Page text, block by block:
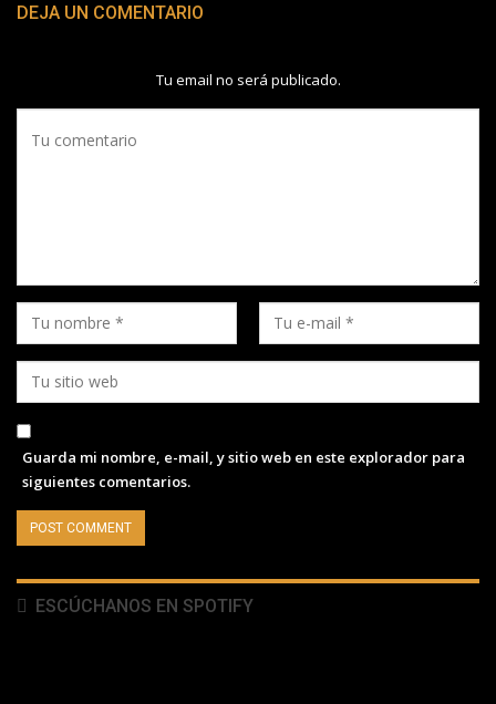
DEJA UN COMENTARIO
Tu email no será publicado.
Guarda mi nombre, e-mail, y sitio web en este explorador para
siguientes comentarios.
ESCÚCHANOS EN SPOTIFY